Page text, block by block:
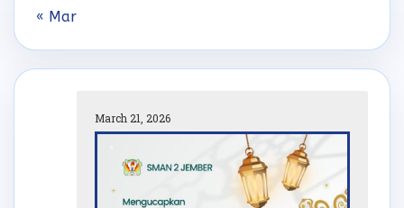
« Mar
March 21, 2026